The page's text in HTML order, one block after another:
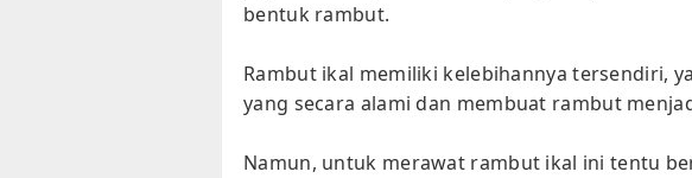
bentuk rambut.
Rambut ikal memiliki kelebihannya tersendiri,
yang secara alami dan membuat rambut
Namun, untuk merawat rambut ikal ini tentu